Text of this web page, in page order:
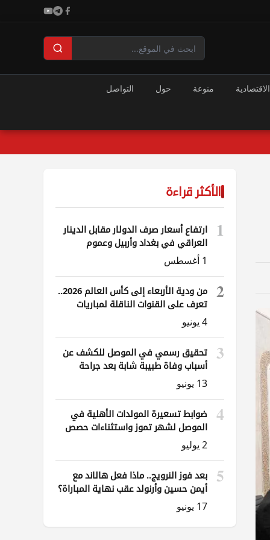
منوعة حول التواصل
الأكثر قراءة
1
ارتفاع أسعار صرف الدولار مقابل الدينار
العراقي في بغداد وأربيل وعموم
المحافظات
1 أغسطس
2
من ودية الأربعاء إلى كأس العالم 2026..
تعرف على القنوات الناقلة لمباريات
العراق
4 يونيو
3
تحقيق رسمي في الموصل للكشف عن
أسباب وفاة طبيبة شابة بعد جراحة
ناظورية
13 يونيو
4
ضوابط تسعيرة المولدات الأهلية في
الموصل لشهر تموز واستثناءات حصص
الوقود
2 يوليو
5
بعد فوز النرويج.. ماذا فعل هالاند مع
أيمن حسين وأرنولد عقب نهاية المباراة؟
17 يونيو